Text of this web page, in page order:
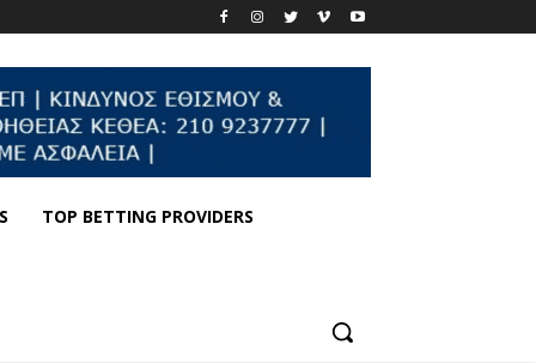
TOP BETTING PROVIDERS